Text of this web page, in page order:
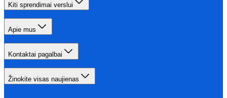
Kiti sprendimai verslui
Apie mus
Kontaktai pagalbai
Žinokite visas naujienas